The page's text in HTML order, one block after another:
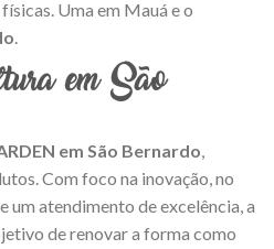
Uma em Mauá e o
em São
em São Bernardo,
Com foco na inovação, no
um atendimento de excelência, a
de renovar a forma como